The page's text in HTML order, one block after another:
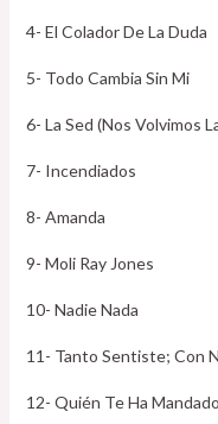
4- El Colador De La Duda
5- Todo Cambia Sin Mi
6- La Sed (Nos Volvimos
7- Incendiados
8- Amanda
9- Moli Ray Jones
10- Nadie Nada
11- Tanto Sentiste; Con
12- Quién Te Ha